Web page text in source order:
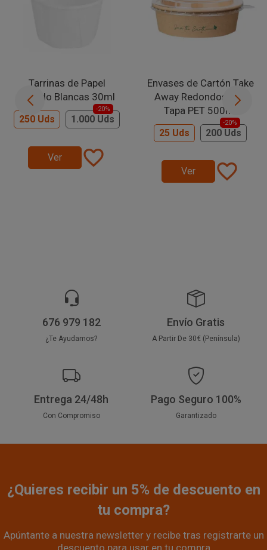
Tarrinas de Papel
Plisado Blancas 30ml
250 Uds 1.000 Uds
-20%
Ver favorite_border
Envases de Cartón Take
Away Redondos con
Tapa PET 500ml
25 Uds 200 Uds
-20%
Ver favorite_border
676 979 182
¿Te Ayudamos?
Envío Gratis
A Partir De 30€ (Península)
Entrega 24/48h
Con Compromiso
Pago Seguro 100%
Garantizado
¿Quieres recibir un 5% de descuento en
tu compra?
Apúntante a nuestra newsletter y recibe tras registrarte un